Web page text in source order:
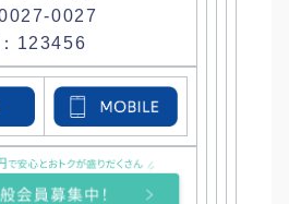
0027
123456